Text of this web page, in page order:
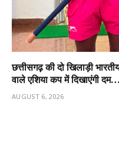
छत्तीसगढ़ की दो खिलाड़ी
वाले एशिया कप में दिखाएंगी
AUGUST 6, 2026